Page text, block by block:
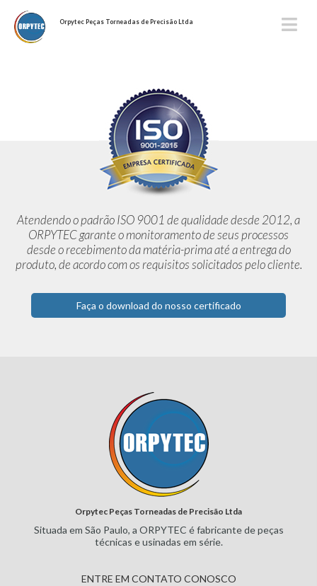
Orpytec Peças Torneadas de Precisão Ltda
Atendendo o padrão ISO 9001 de qualidade desde 2012,a
ORPYTEC garante o monitoramento de seus processos
desde orecebimento da matéria-prima até a entrega do
produto, de acordocom os requisitos solicitados pelo cliente.
Faça o download do nosso certificado
Orpytec Peças Torneadas de Precisão Ltda
Situada em São Paulo, a ORPYTEC é fabricante de peças
técnicas eusinadas em série.
ENTRE EM CONTATO CONOSCO